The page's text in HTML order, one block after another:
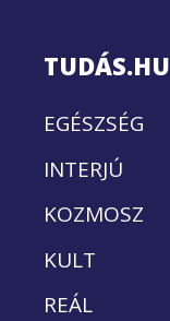
TUDÁS.HU
EGÉSZSÉG
INTERJÚ
KOZMOSZ
KULT
REÁL